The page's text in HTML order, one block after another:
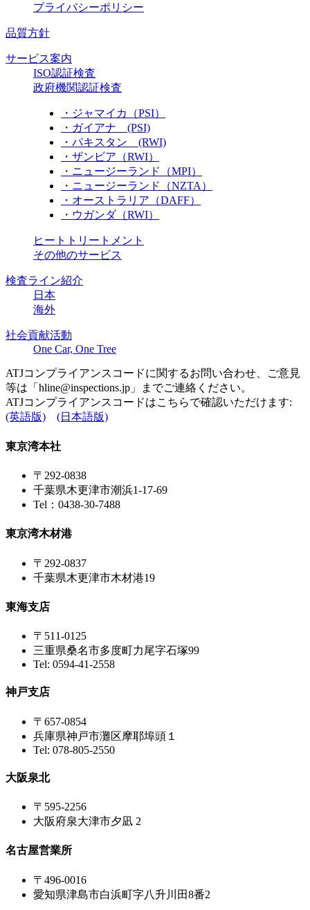
プライバシーポリシー
品質方針
サービス案内
ISO認証検査
政府機関認証検査
・ジャマイカ（PSI）
・ガイアナ (PSI)
・パキスタン (RWI)
・ザンビア（RWI）
・ニュージーランド（MPI）
・ニュージーランド（NZTA）
・オーストラリア（DAFF）
・ウガンダ（RWI）
ヒートトリートメント
その他のサービス
検査ライン紹介
日本
海外
社会貢献活動
One Car, One Tree
ATJコンプライアンスコードに関するお問い合わせ、ご意見
等は「 hline@inspections.jp 」までご連絡ください。
ATJコンプライアンスコードはこちらで確認いただけます:
(英語版)
(日本語版)
東京湾本社
〒292-0838
千葉県木更津市潮浜1-17-69
Tel：0438-30-7488
東京湾木材港
〒292-0837
千葉県木更津市木材港19
東海支店
〒511-0125
三重県桑名市多度町力尾字石塚99
Tel: 0594-41-2558
神戸支店
〒657-0854
兵庫県神戸市灘区摩耶埠頭１
Tel: 078-805-2550
大阪泉北
〒595-2256
大阪府泉大津市夕凪 2
名古屋営業所
〒496-0016
愛知県津島市白浜町字八升川田8番2